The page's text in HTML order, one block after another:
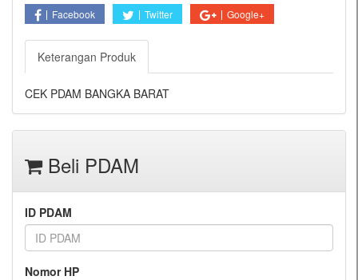
Facebook Twitter Google+
Keterangan Produk
CEK PDAM BANGKA BARAT
Beli PDAM
ID PDAM
Nomor HP